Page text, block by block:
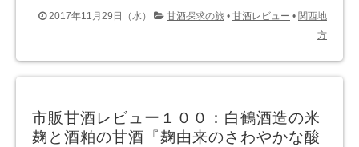
2017年11月29日（水） 甘酒探求の旅 • 甘酒レビュー • 関西地
方
市販甘酒レビュー１００：白鶴酒造の米
麹と酒粕の甘酒『麹由来のさわやかな酸